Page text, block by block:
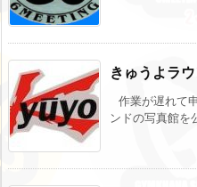
きゅうよラ
作業が遅れて
ンドの写真館を